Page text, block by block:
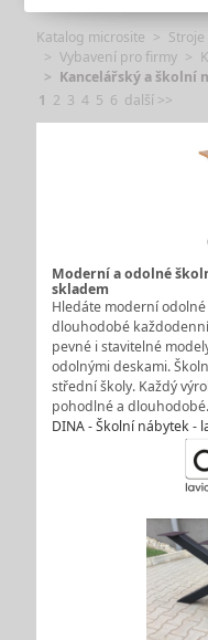
Katalog microsite
Vybavení pro firmy
Kancelářský a školní
1 2 3 4 5 6 další >>
Moderní a odolné
skladem
Hledáte moderní
dlouhodobé
pevné i stavitelné
odolnými deskami.
střední školy. Každý
pohodlné a
DINA - Školní nábytek -